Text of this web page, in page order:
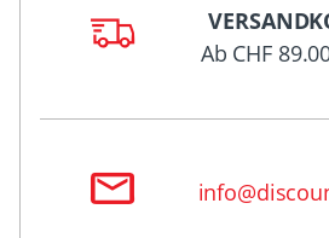
Ab CHF